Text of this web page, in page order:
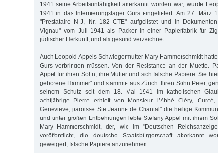
1941 seine Arbeitsunfähigkeit anerkannt worden war, wurde
1941 in das Internierungslager Gurs eingeliefert. Am 27. März
"Prestataire N-J, Nr. 182 CTE" aufgelistet und in
Vignau" vom Juli 1941 als Packer in einer Papierfabrik für
jüdischer Herkunft, und als gesund verzeichnet.
Auch Leopold Appels Schwiegermutter Mary Hammerschmidt
Gurs verbringen müssen. Von der Resistance an der Muette,
Appel für ihren Sohn, ihre Mutter und sich falsche Papiere. Sie
geborene Hammer" und stammte aus Zürich. Ihren Sohn Peter,
seinem Schutz seit dem 18. Mai 1941 im katholischen
achtjährige Pierre erhielt von Monsieur l’Abbé Cléry,
Genevieve, paroisse Ste Jeanne de Chantal" die heilige
und unter großen Entbehrungen lebte Stefany Appel mit ihrem
Mary Hammerschmidt, der, wie im "Deutschen
veröffentlicht, die deutsche Staatsbürgerschaft aberkannt
geweigert, falsche Papiere anzunehmen.